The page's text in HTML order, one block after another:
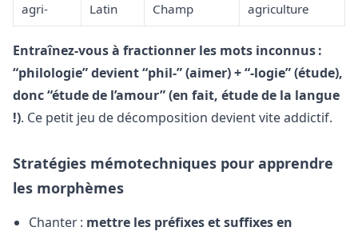
agri- Latin Champ agriculture
Entraînez-vous à fractionner les mots inconnus :
“philologie” devient “phil-” (aimer) + “-logie” (étude),
donc “étude de l’amour” (en fait, étude de la langue
!). Ce petit jeu de décomposition devient vite addictif.
Stratégies mémotechniques pour apprendre
les morphèmes
Chanter : mettre les préfixes et suffixes en